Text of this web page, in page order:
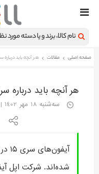
صفحه اصلی مقالات هر آنچه باید درباره سری
هر آنچه باید درباره سری
سه‌شنبه 18 مهر 1402 | 11:08